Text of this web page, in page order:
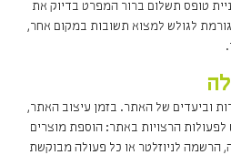
טופס תשלום ברור המפרט בדיוק את
לגולש למצוא תשובות במקום אחר,
וביעדים של האתר. בזמן עיצוב האתר,
הרצויות באתר: הוספת מוצרים
הרשמה לניוזלטר או כל פעולה מבוקשת